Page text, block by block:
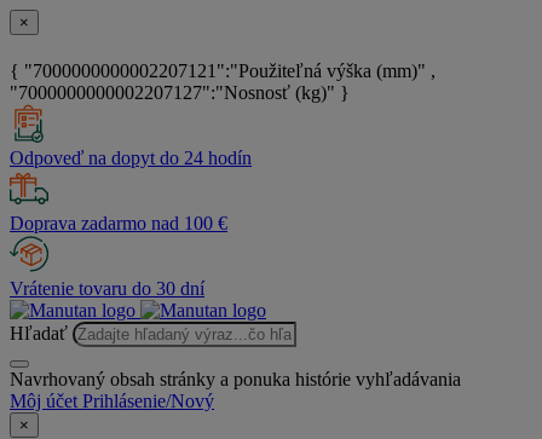
×
{ "7000000000002207121":"Použiteľná výška (mm)" ,
"7000000000002207127":"Nosnosť (kg)" }
Odpoveď na dopyt do 24 hodín
Doprava zadarmo nad 100 €
Vrátenie tovaru do 30 dní
Hľadať
Navrhovaný obsah stránky a ponuka histórie vyhľadávania
Môj účet Prihlásenie/Nový
×